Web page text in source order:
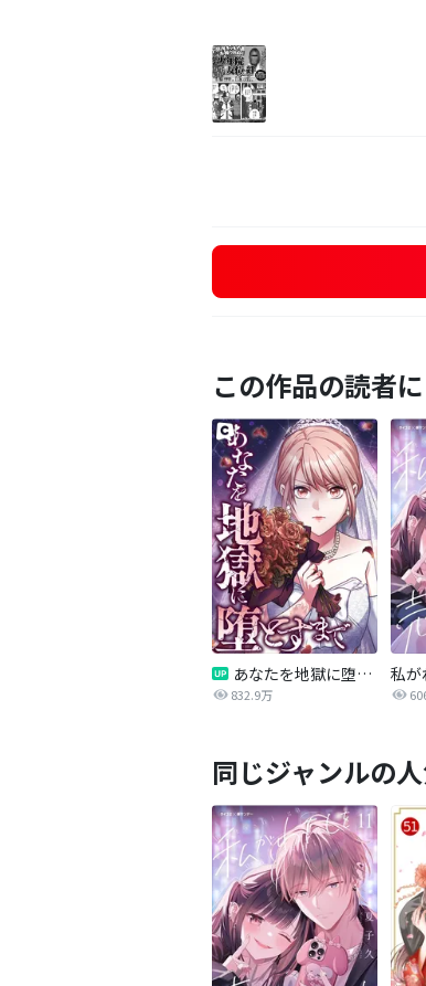
この作品の読者
あなたを地獄に堕とすまで
832.9万
私が
同じジャンルの